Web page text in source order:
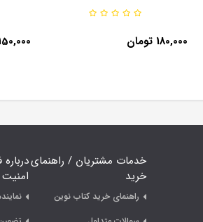
180,000 تومان 150,000
خدمات مشتریان / راهنمای
خرید
راهنمای خرید کتاب نوین
امنیت